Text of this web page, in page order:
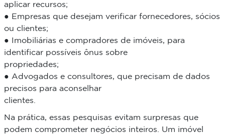
aplicar recursos;
● Empresas que desejam verificar fornecedores, sócios
ou clientes;
● Imobiliárias e compradores de imóveis, para
identificar possíveis ônus sobre
propriedades;
● Advogados e consultores, que precisam de dados
precisos para aconselhar
clientes.
Na prática, essas pesquisas evitam surpresas que
podem comprometer negócios inteiros. Um imóvel